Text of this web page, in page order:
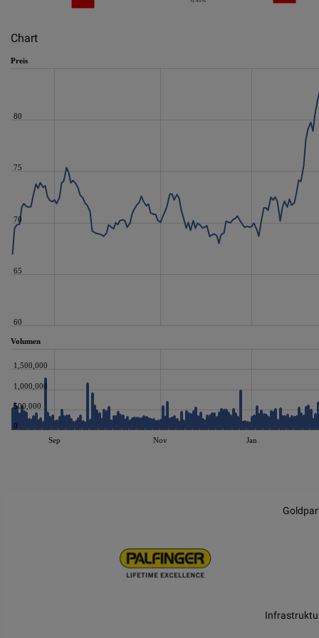
Chart
Preis
60
65
70
75
80
Volumen
Sep Nov Jan
0
500,000
1,000,000
1,500,000